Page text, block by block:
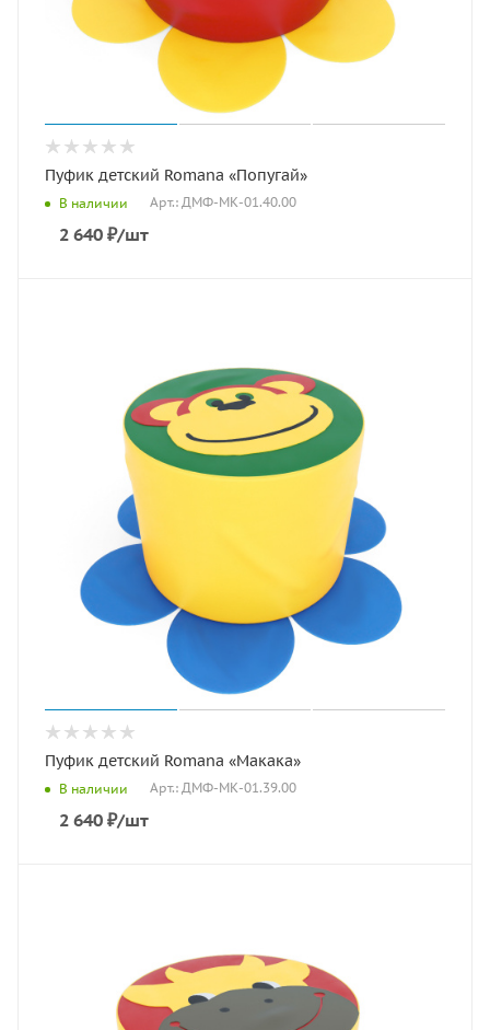
Пуфик детский Romana «Попугай»
В наличии Арт.: ДМФ-МК-01.40.00
2 640 ₽/шт
Пуфик детский Romana «Макака»
В наличии Арт.: ДМФ-МК-01.39.00
2 640 ₽/шт